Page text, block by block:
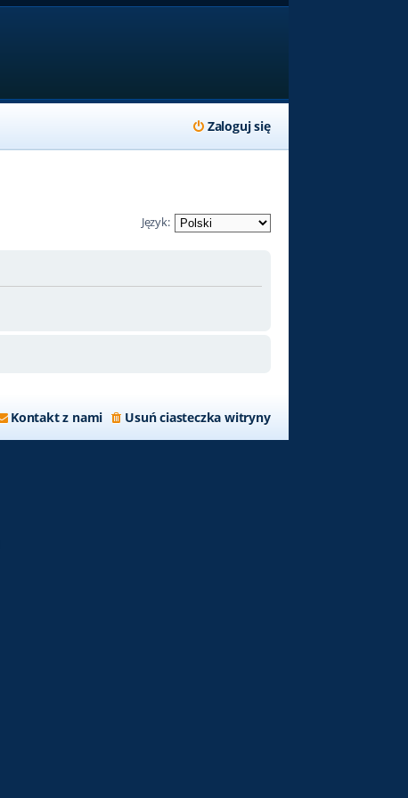
Zaloguj się
Język:
Usuń ciasteczka witryny
Kontakt z nami